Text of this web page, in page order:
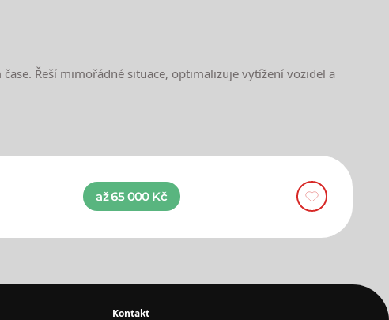
Řeší mimořádné situace, optimalizuje vytížení vozidel a
až 65 000 Kč
Kontakt